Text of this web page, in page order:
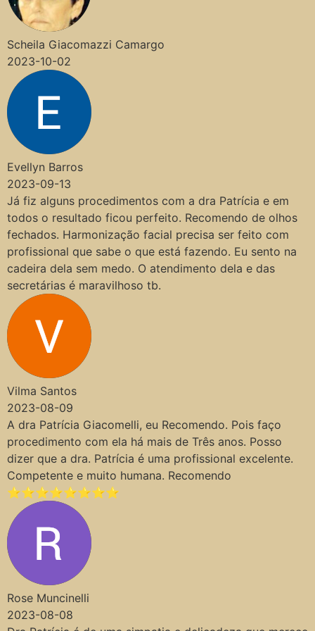
Scheila Giacomazzi Camargo
2023-10-02
Evellyn Barros
2023-09-13
Já fiz alguns procedimentos com a dra Patrícia e em
todos o resultado ficou perfeito. Recomendo de olhos
fechados. Harmonização facial precisa ser feito com
profissional que sabe o que está fazendo. Eu sento na
cadeira dela sem medo. O atendimento dela e das
secretárias é maravilhoso tb.
Vilma Santos
2023-08-09
A dra Patrícia Giacomelli, eu Recomendo. Pois faço
procedimento com ela há mais de Três anos. Posso
dizer que a dra. Patrícia é uma profissional excelente.
Competente e muito humana. Recomendo
⭐⭐⭐⭐⭐⭐⭐⭐
Rose Muncinelli
2023-08-08